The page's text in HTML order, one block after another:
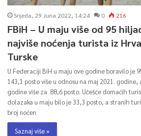
Srijeda, 29 Juna 2022, 14:24 0 216
FBiH – U maju više od 95
najviše noćenja turista iz
Turske
U Federaciji BiH u maju ove godine boravilo je
143,1 posto više u odnosu na maj 2021. godine,
godine više za 88,6 posto. Učešće domaćih
dolazaka u maju bilo je 33,3 posto, a stranih
broj noćen
Saznaj više »